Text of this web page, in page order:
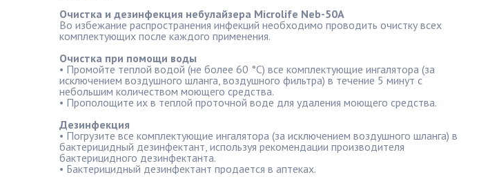
Очистка и дезинфекция небулайзера Microlife Neb-50А
Во избежание распространения инфекций необходимо проводить очистку всех
комплектующих после каждого применения.
Очистка при помощи воды
• Промойте теплой водой (не более 60 °C) все комплектующие ингалятора (за
исключением воздушного шланга, воздушного фильтра) в течение 5 минут с
небольшим количеством моющего средства.
• Прополощите их в теплой проточной воде для удаления моющего средства.
Дезинфекция
• Погрузите все комплектующие ингалятора (за исключением воздушного шланга) в
бактерицидный дезинфектант, используя рекомендации производителя
бактерицидного дезинфектанта.
• Бактерицидный дезинфектант продается в аптеках.